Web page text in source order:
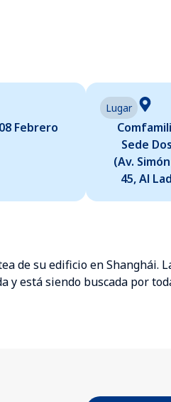
Febrero
Lugar
Sede
(Av.
45, Al
de su edificio en Shanghái.
y está siendo buscada por